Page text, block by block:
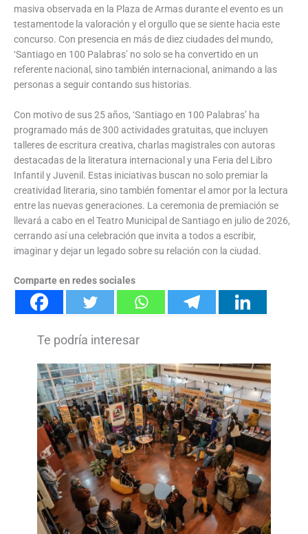
masiva observada en la Plaza de Armas durante el evento es un
testamentode la valoración y el orgullo que se siente hacia este
concurso. Con presencia en más de diez ciudades del mundo,
‘Santiago en 100 Palabras’ no solo se ha convertido en un
referente nacional, sino también internacional, animando a las
personas a seguir contando sus historias.
Con motivo de sus 25 años, ‘Santiago en 100 Palabras’ ha
programado más de 300 actividades gratuitas, que incluyen
talleres de escritura creativa, charlas magistrales con autoras
destacadas de la literatura internacional y una Feria del Libro
Infantil y Juvenil. Estas iniciativas buscan no solo premiar la
creatividad literaria, sino también fomentar el amor por la lectura
entre las nuevas generaciones. La ceremonia de premiación se
llevará a cabo en el Teatro Municipal de Santiago en julio de 2026,
cerrando así una celebración que invita a todos a escribir,
imaginar y dejar un legado sobre su relación con la ciudad.
Comparte en redes sociales